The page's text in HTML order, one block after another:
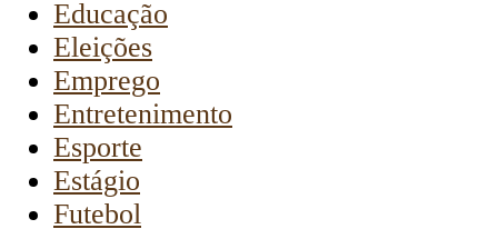
Educação
Eleições
Emprego
Entretenimento
Esporte
Estágio
Futebol